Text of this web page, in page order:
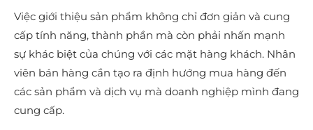
Việc giới thiệu sản phẩm không chỉ đơn giản và cung
cấp tính năng, thành phần mà còn phải nhấn mạnh
sự khác biệt của chúng với các mặt hàng khách. Nhân
viên bán hàng cần tạo ra định hướng mua hàng đến
các sản phẩm và dịch vụ mà doanh nghiệp mình đang
cung cấp.